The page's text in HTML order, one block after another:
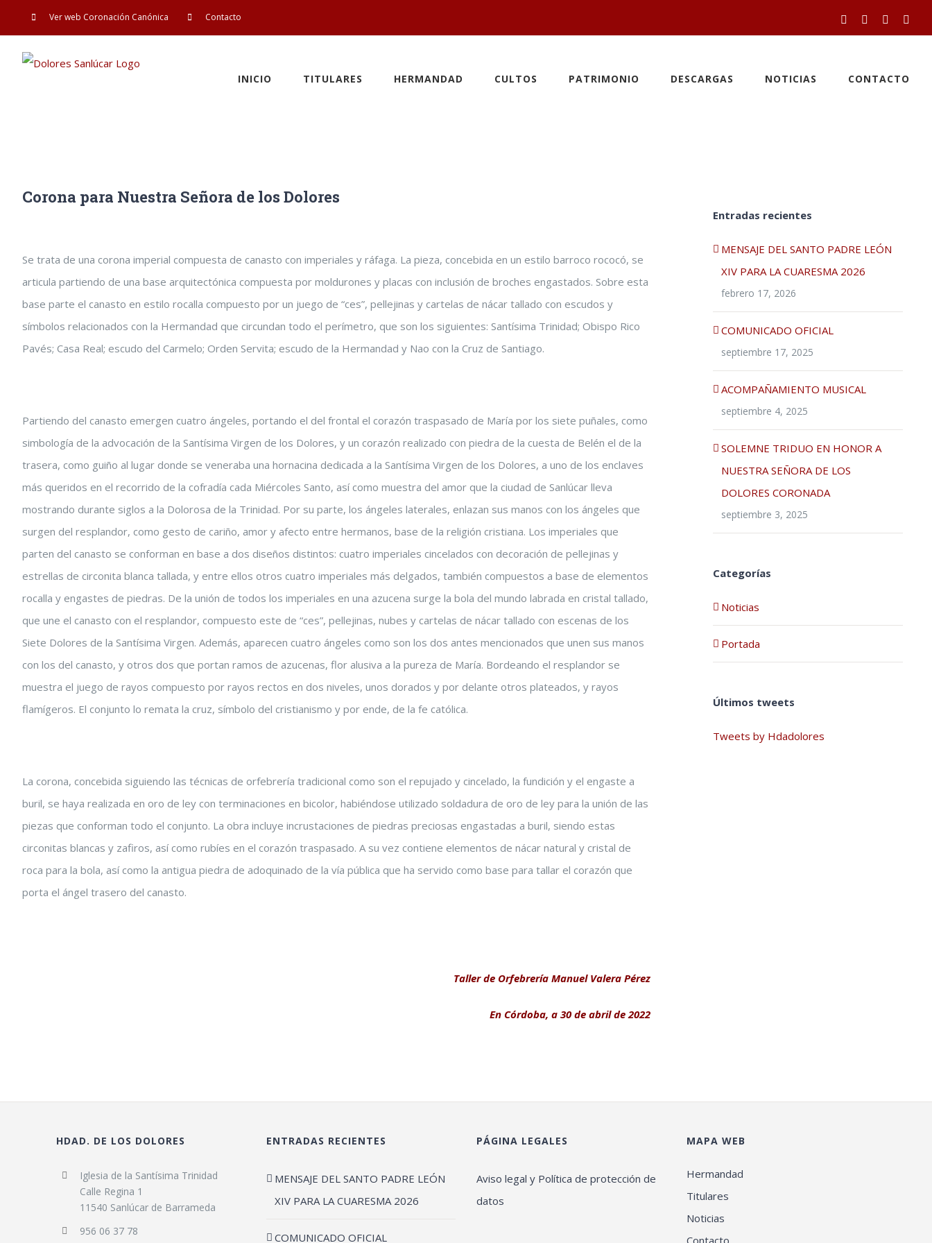
al
contenido
Ver web Coronación Canónica Contacto Facebook
TwitterYouTube
INICIO TITULARES HERMANDAD CULTOS PATRIMONIO DESCARGAS NOTICIAS CONTACTO
Corona para Nuestra Señora de los Dolores
imagen
más
grande
Se trata de una corona imperial compuesta de canasto con imperiales y ráfaga. La pieza, concebida en un estilo barroco rococó, se
articula partiendo de una base arquitectónica compuesta por moldurones y placas con inclusión de broches engastados. Sobre esta
base parte el canasto en estilo rocalla compuesto por un juego de “ces”, pellejinas y cartelas de nácar tallado con escudos y
símbolos relacionados con la Hermandad que circundan todo el perímetro, que son los siguientes: Santísima Trinidad; Obispo Rico
Pavés; Casa Real; escudo del Carmelo; Orden Servita; escudo de la Hermandad y Nao con la Cruz de Santiago.
Partiendo del canasto emergen cuatro ángeles, portando el del frontal el corazón traspasado de María por los siete puñales, como
simbología de la advocación de la Santísima Virgen de los Dolores, y un corazón realizado con piedra de la cuesta de Belén el de la
trasera, como guiño al lugar donde se veneraba una hornacina dedicada a la Santísima Virgen de los Dolores, a uno de los enclaves
más queridos en el recorrido de la cofradía cada Miércoles Santo, así como muestra del amor que la ciudad de Sanlúcar lleva
mostrando durante siglos a la Dolorosa de la Trinidad. Por su parte, los ángeles laterales, enlazan sus manos con los ángeles que
surgen del resplandor, como gesto de cariño, amor y afecto entre hermanos, base de la religión cristiana. Los imperiales que
parten del canasto se conforman en base a dos diseños distintos: cuatro imperiales cincelados con decoración de pellejinas y
estrellas de circonita blanca tallada, y entre ellos otros cuatro imperiales más delgados, también compuestos a base de elementos
rocalla y engastes de piedras. De la unión de todos los imperiales en una azucena surge la bola del mundo labrada en cristal tallado,
que une el canasto con el resplandor, compuesto este de “ces”, pellejinas, nubes y cartelas de nácar tallado con escenas de los
Siete Dolores de la Santísima Virgen. Además, aparecen cuatro ángeles como son los dos antes mencionados que unen sus manos
con los del canasto, y otros dos que portan ramos de azucenas, flor alusiva a la pureza de María. Bordeando el resplandor se
muestra el juego de rayos compuesto por rayos rectos en dos niveles, unos dorados y por delante otros plateados, y rayos
flamígeros. El conjunto lo remata la cruz, símbolo del cristianismo y por ende, de la fe católica.
La corona, concebida siguiendo las técnicas de orfebrería tradicional como son el repujado y cincelado, la fundición y el engaste a
buril, se haya realizada en oro de ley con terminaciones en bicolor, habiéndose utilizado soldadura de oro de ley para la unión de las
piezas que conforman todo el conjunto. La obra incluye incrustaciones de piedras preciosas engastadas a buril, siendo estas
circonitas blancas y zafiros, así como rubíes en el corazón traspasado. A su vez contiene elementos de nácar natural y cristal de
roca para la bola, así como la antigua piedra de adoquinado de la vía pública que ha servido como base para tallar el corazón que
porta el ángel trasero del canasto.
Taller de Orfebrería Manuel Valera Pérez
En Córdoba, a 30 de abril de 2022
Entradas recientes
MENSAJE DEL SANTO PADRE LEÓN
XIV PARA LA CUARESMA 2026
febrero 17, 2026
COMUNICADO OFICIAL
septiembre 17, 2025
ACOMPAÑAMIENTO MUSICAL
septiembre 4, 2025
SOLEMNE TRIDUO EN HONOR A
NUESTRA SEÑORA DE LOS
DOLORES CORONADA
septiembre 3, 2025
Categorías
Noticias
Portada
Últimos tweets
Tweets by Hdadolores
HDAD. DE LOS DOLORES
Iglesia de la Santísima Trinidad
Calle Regina 1
11540 Sanlúcar de Barrameda
956 06 37 78
ENTRADAS RECIENTES
MENSAJE DEL SANTO PADRE LEÓN
XIV PARA LA CUARESMA 2026
COMUNICADO OFICIAL
PÁGINA LEGALES
Aviso legal y Política de protección de
datos
MAPA WEB
Hermandad
Titulares
Noticias
Contacto